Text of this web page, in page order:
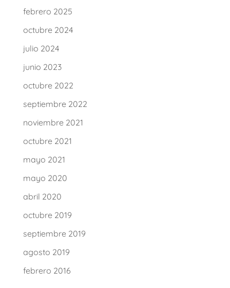
febrero 2025
octubre 2024
julio 2024
junio 2023
octubre 2022
septiembre 2022
noviembre 2021
octubre 2021
mayo 2021
mayo 2020
abril 2020
octubre 2019
septiembre 2019
agosto 2019
febrero 2016